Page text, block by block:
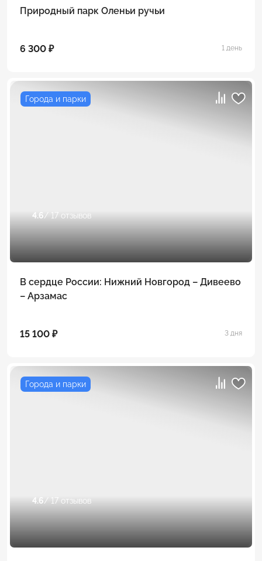
Природный парк Оленьи ручьи
6 300 ₽ 1 день
Города и парки
4.6/ 17 отзывов
В сердце России: Нижний Новгород – Дивеево
– Арзамас
15 100 ₽ 3 дня
Города и парки
4.6/ 17 отзывов